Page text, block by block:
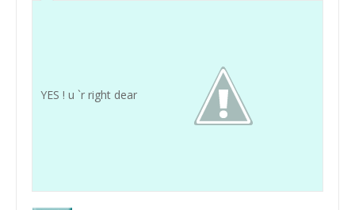
YES ! u `r right dear